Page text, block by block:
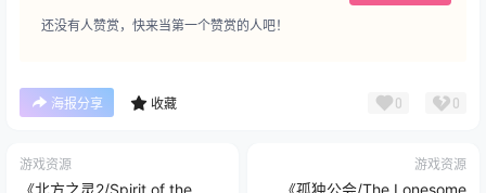
还没有人赞赏，快来当第一个赞赏的人吧！
海报分享 收藏 0 0
游戏资源 游戏资源